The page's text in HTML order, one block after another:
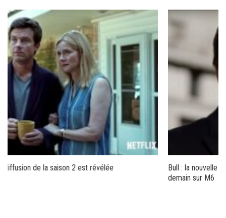
Bull : la nouvelle série américaine avec Michael Weatherly démarre